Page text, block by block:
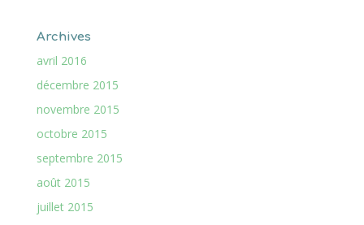
Archives
avril 2016
décembre 2015
novembre 2015
octobre 2015
septembre 2015
août 2015
juillet 2015